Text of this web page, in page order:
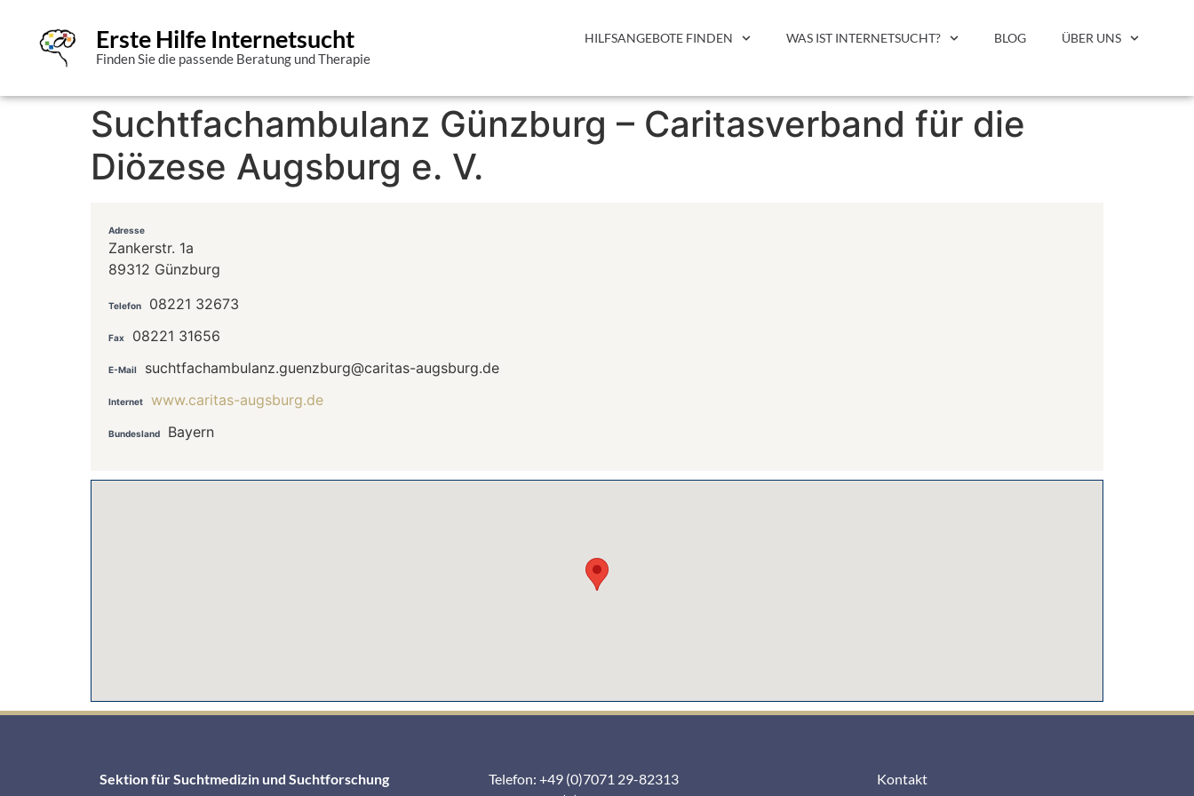
Erste Hilfe Internetsucht
Finden Sie die passende Beratung und Therapie
HILFSANGEBOTE FINDEN WAS IST INTERNETSUCHT? BLOG ÜBER UNS
Suchtfachambulanz Günzburg – Caritasverband für die
Diözese Augsburg e. V.
Adresse
Zankerstr. 1a
89312 Günzburg
Telefon 08221 32673
Fax 08221 31656
E-Mail suchtfachambulanz.guenzburg@caritas-augsburg.de
Internet www.caritas-augsburg.de
Bundesland Bayern
Sektion für Suchtmedizin und Suchtforschung
Telefon: +49 (0)7071 29-82313
Kontakt